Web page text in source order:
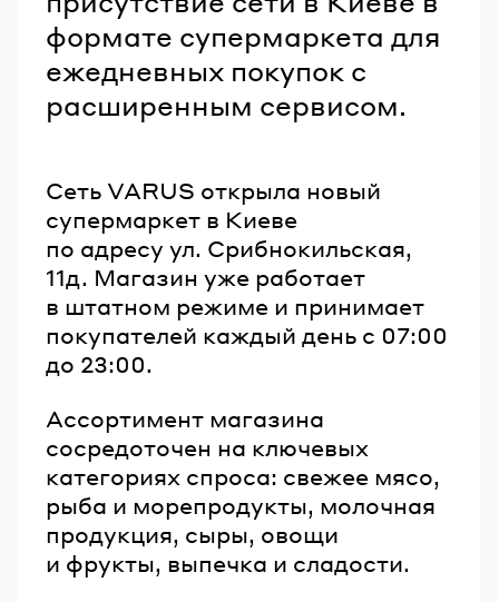
формате супермаркета для
ежедневных покупок с
расширенным сервисом.
Сеть VARUS открыла новый
супермаркет в Киеве
по адресу ул. Срибнокильская,
11д. Магазин уже работает
в штатном режиме и принимает
покупателей каждый день с 07:00
до 23:00.
Ассортимент магазина
сосредоточен на ключевых
категориях спроса: свежее мясо,
рыба и морепродукты, молочная
продукция, сыры, овощи
и фрукты, выпечка и сладости.